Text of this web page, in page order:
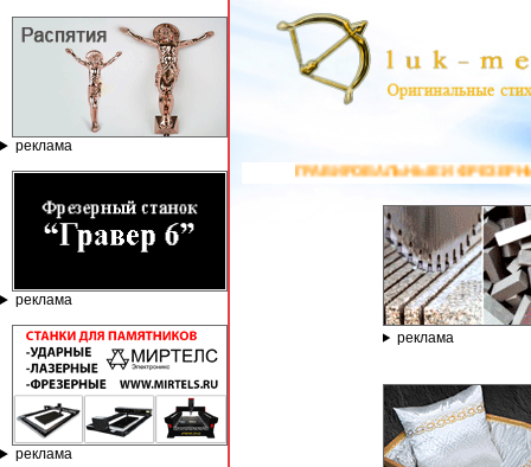
реклама
реклама
реклама
ГРАВИРОВАЛЬНЫЕ И ФРЕЗЕРНЫЕ СТАНКИ ПО КАМНЮ ОТ
реклама